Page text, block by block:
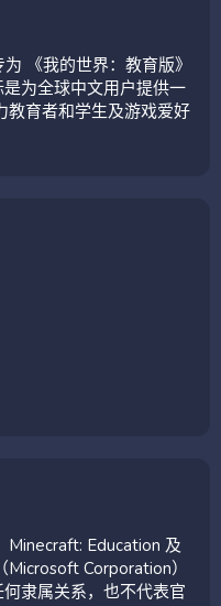
《我的世界：教育版》
为全球中文用户提供一
教育者和学生及游戏爱好
Minecraft: Education 及
Corporation）
隶属关系，也不代表官